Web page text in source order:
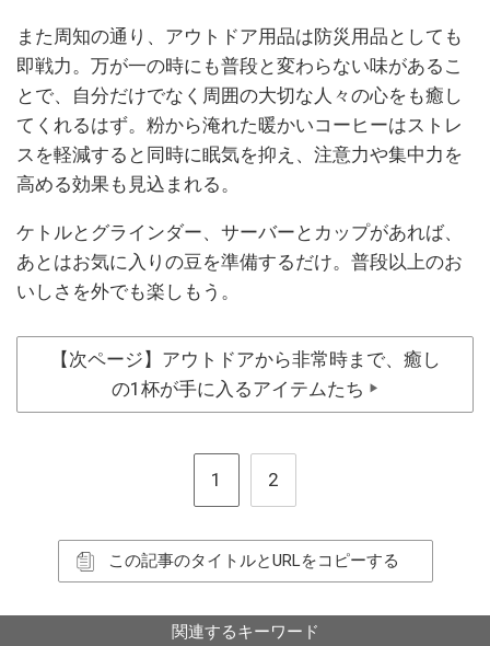
また周知の通り、アウトドア用品は防災用品としても
即戦力。万が一の時にも普段と変わらない味があるこ
とで、自分だけでなく周囲の大切な人々の心をも癒し
てくれるはず。粉から淹れた暖かいコーヒーはストレ
スを軽減すると同時に眠気を抑え、注意力や集中力を
高める効果も見込まれる。
ケトルとグラインダー、サーバーとカップがあれば、
あとはお気に入りの豆を準備するだけ。普段以上のお
いしさを外でも楽しもう。
【次ページ】アウトドアから非常時まで、癒し
の1杯が手に入るアイテムたち
▶
1 2
この記事のタイトルとURLをコピーする
関連するキーワード